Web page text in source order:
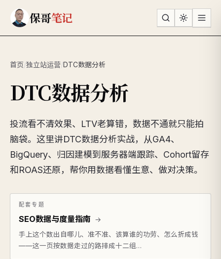
保哥笔记
首页/独立站运营/DTC数据分析
DTC数据分析
投流看不清效果、LTV老算错，数据不通就只能拍
脑袋。这里讲DTC数据分析实战，从GA4、
BigQuery、归因建模到服务器端跟踪、Cohort留存
和ROAS还原，帮你用数据看懂生意、做对决策。
配套专题
SEO数据与度量指南 →
手上这个数出自哪儿、准不准、该算谁的功劳、怎么折成钱
——这一页按数据走过的路排成十二组…